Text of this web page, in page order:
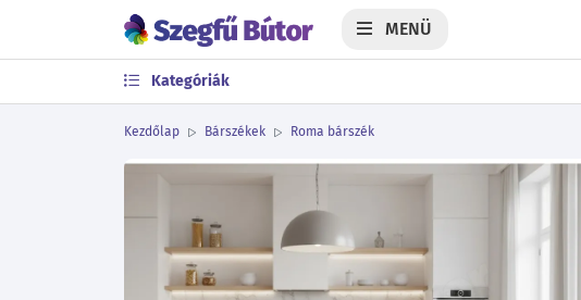
MENÜ
Kategóriák
Kezdőlap Bárszékek Roma bárszék